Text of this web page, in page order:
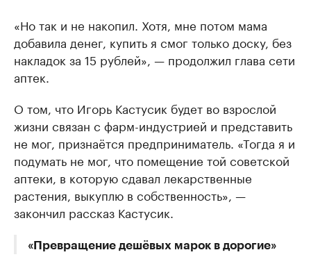
«Но так и не накопил. Хотя, мне потом мама
добавила денег, купить я смог только доску, без
накладок за 15 рублей», — продолжил глава сети
аптек.
О том, что Игорь Кастусик будет во взрослой
жизни связан с фарм-индустрией и представить
не мог, признаётся предприниматель. «Тогда я и
подумать не мог, что помещение той советской
аптеки, в которую сдавал лекарственные
растения, выкуплю в собственность», —
закончил рассказ Кастусик.
«Превращение дешёвых марок в дорогие»